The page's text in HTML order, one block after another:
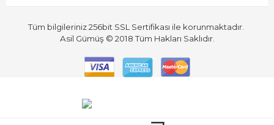
Tüm bilgileriniz 256bit SSL Sertifikası ile korunmaktadır.
Asil Gümüş © 2018Tüm Hakları Saklıdır.